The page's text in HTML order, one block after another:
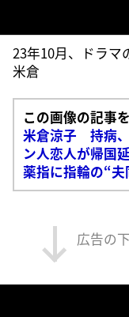
23年10月、ドラマ
米倉
この画像の記事
米倉涼子 持病
ン人恋人が帰国
薬指に指輪の“
広告の